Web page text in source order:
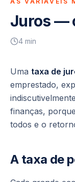
Juros —
4 min
Uma taxa de
emprestado,
finanças,
todos e o
A taxa de